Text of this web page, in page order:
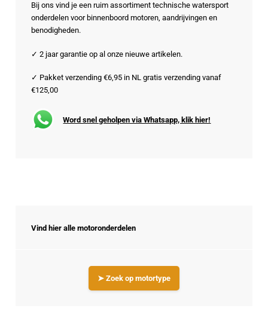
Bij ons vind je een ruim assortiment technische watersport
onderdelen voor binnenboord motoren, aandrijvingen en
benodigheden.
✓ 2 jaar garantie op al onze nieuwe artikelen.
✓ Pakket verzending €6,95 in NL gratis verzending vanaf
€125,00
Word snel geholpen via Whatsapp, klik hier!
Vind hier alle motoronderdelen
➤ Zoek op motortype